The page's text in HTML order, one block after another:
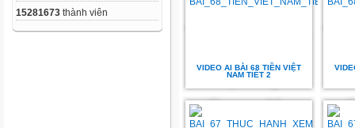
15281673 thành viên
VIDEO AI BÀI 68 TIỀN VIỆT
NAM TIẾT 2